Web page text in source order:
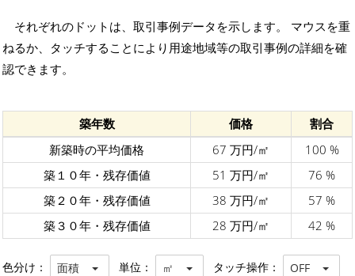
それぞれのドットは、取引事例データを示します。 マウスを重
ねるか、タッチすることにより用途地域等の取引事例の詳細を確
認できます。
築年数 価格
割合
新築時の平均価格
67 万円/㎡
100 %
築１０年・残存価値
51 万円/㎡
76 %
築２０年・残存価値
38 万円/㎡
57 %
築３０年・残存価値
28 万円/㎡ 42 %
色分け： 面積 単位： ㎡ タッチ操作： OFF